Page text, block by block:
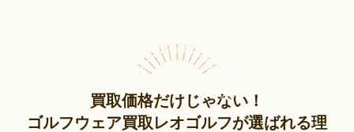
買取価格だけじゃない！
ゴルフウェア買取レオゴルフが選ばれる理